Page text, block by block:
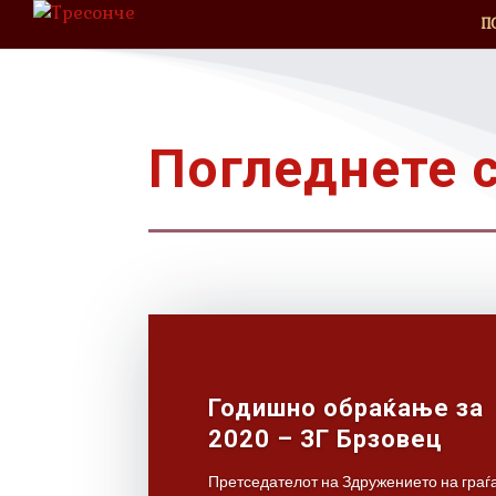
Погледнете
Годишно обраќање за
2020 – ЗГ Брзовец
Претседателот на Здружението на